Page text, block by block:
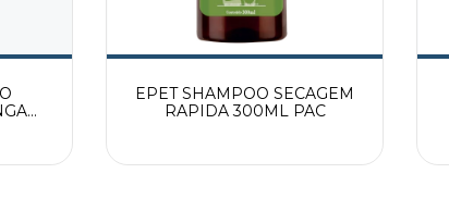
EPET SHAMPOO SECAGEM
RAPIDA 300ML PAC